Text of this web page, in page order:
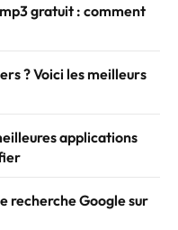
gratuit : comment
? Voici les meilleurs
applications
recherche Google sur